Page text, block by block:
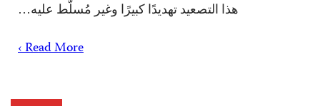
هذا التصعيد تهديدًا كبيرًا وغير مُسلَّط عليه…
Read More ›